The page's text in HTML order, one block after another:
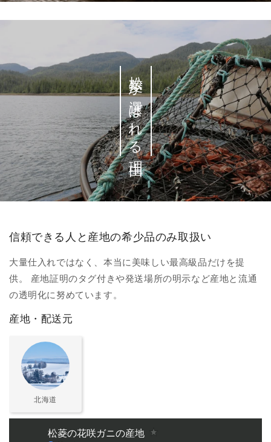
松菱が選ばれる理由
信頼できる人と産地の希少品のみ取扱い
大量仕入れではなく、本当に美味しい最高級品だけを提
供。 産地証明のタグ付きや発送場所の明示など産地と流通
の透明化に努めています。
産地・配送元
北海道